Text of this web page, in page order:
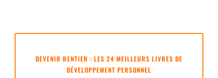
DEVENIR RENTIER : LES 24 MEILLEURS LIVRES DE
DÉVELOPPEMENT PERSONNEL